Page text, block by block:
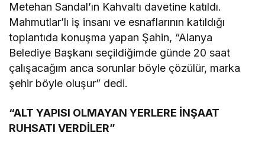
Metehan Sandal’ın Kahvaltı davetine katıldı.
Mahmutlar’lı iş insanı ve esnaflarının katıldığı
toplantıda konuşma yapan Şahin, “Alanya
Belediye Başkanı seçildiğimde günde 20 saat
çalışacağım anca sorunlar böyle çözülür, marka
şehir böyle oluşur” dedi.
“ALT YAPISI OLMAYAN YERLERE İNŞAAT
RUHSATI VERDİLER”